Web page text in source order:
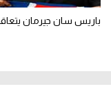
باريس سان جيرمان